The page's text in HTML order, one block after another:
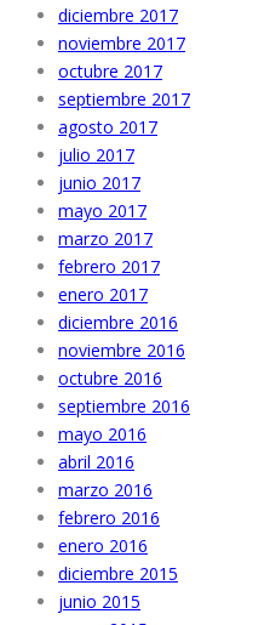
diciembre 2017
noviembre 2017
octubre 2017
septiembre 2017
agosto 2017
julio 2017
junio 2017
mayo 2017
marzo 2017
febrero 2017
enero 2017
diciembre 2016
noviembre 2016
octubre 2016
septiembre 2016
mayo 2016
abril 2016
marzo 2016
febrero 2016
enero 2016
diciembre 2015
junio 2015